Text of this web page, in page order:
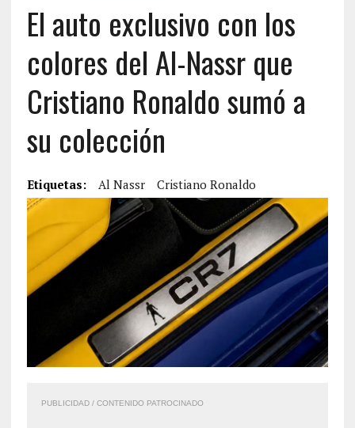
El auto exclusivo con los
colores del Al-Nassr que
Cristiano Ronaldo sumó a
su colección
Etiquetas: Al Nassr Cristiano Ronaldo
PUBLICIDAD / CONTENIDO PATROCINADO